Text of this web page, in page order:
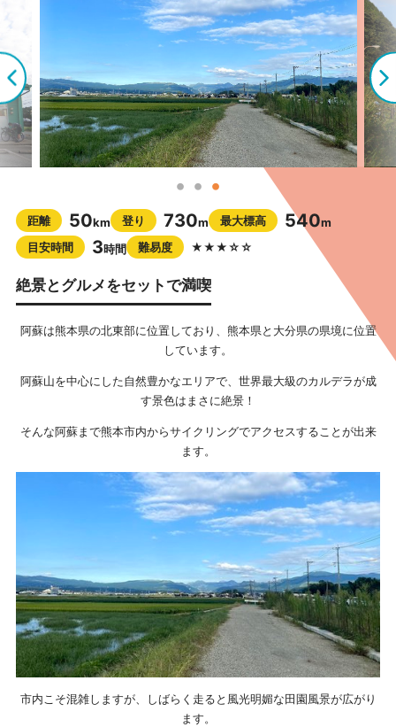
距離 50km 登り 730m 最大標高 540m
目安時間
3時間 難易度 ★★★☆☆
絶景とグルメをセットで満喫
阿蘇は熊本県の北東部に位置しており、熊本県と大分県の県境に位置
しています。
阿蘇山を中心にした自然豊かなエリアで、世界最大級のカルデラが成
す景色はまさに絶景！
そんな阿蘇まで熊本市内からサイクリングでアクセスすることが出来
ます。
市内こそ混雑しますが、しばらく走ると風光明媚な田園風景が広がり
ます。